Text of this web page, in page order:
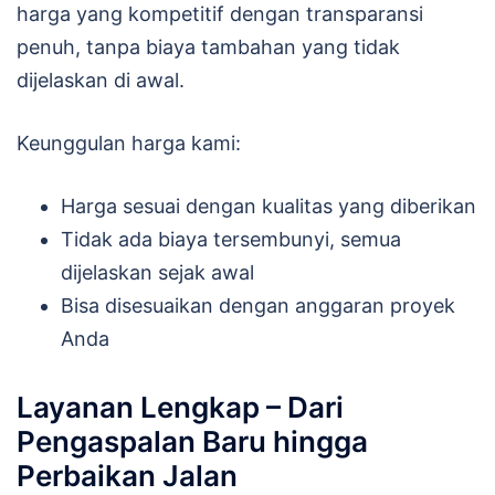
harga yang kompetitif dengan transparansi
penuh, tanpa biaya tambahan yang tidak
dijelaskan di awal.
Keunggulan harga kami:
Harga sesuai dengan kualitas yang diberikan
Tidak ada biaya tersembunyi, semua
dijelaskan sejak awal
Bisa disesuaikan dengan anggaran proyek
Anda
Layanan Lengkap – Dari
Pengaspalan Baru hingga
Perbaikan Jalan